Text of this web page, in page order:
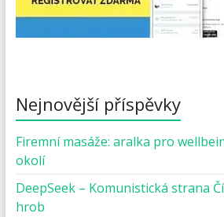
Nejnovější příspěvky
Firemní masáže: aralka pro
okolí
DeepSeek – Komunistická strana
hrob